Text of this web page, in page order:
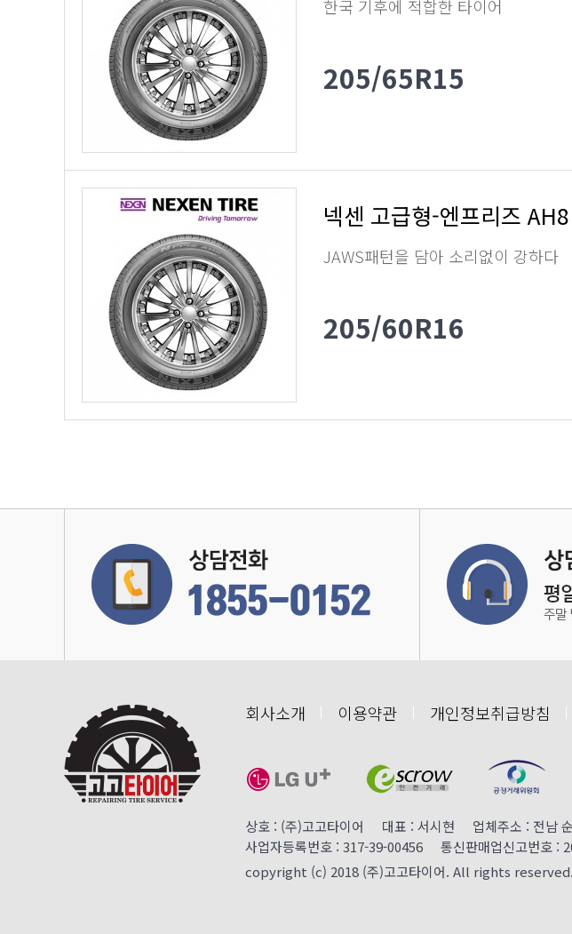
한국 기후에 적합한 타이어
205/65R15
넥센 고급형-엔프리즈 AH8
JAWS패턴을 담아 소리없이 강하다
205/60R16
회사소개 이용약관 개인정보취급방침
상호 : (주)고고타이어 대표 : 서시현 업체주소 : 전남
사업자등록번호 : 317-39-00456 통신판매업신고번
copyright (c) 2018 (주)고고타이어. All rights reserved.